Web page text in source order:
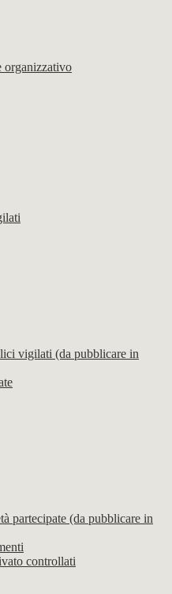
organizzativo
vigilati (da pubblicare in
partecipate (da pubblicare in
controllati